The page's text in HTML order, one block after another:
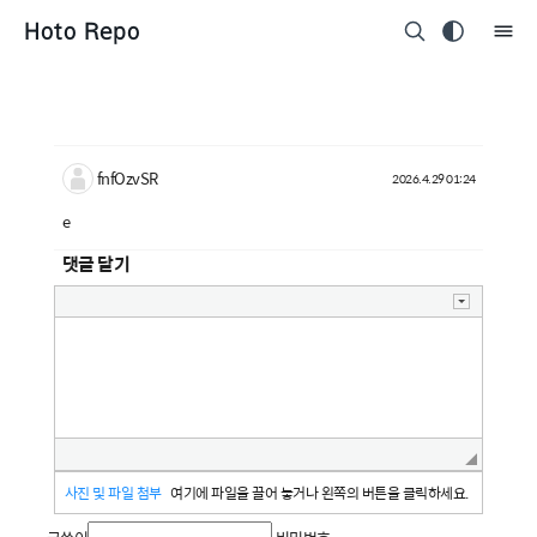
Hoto Repo
fnfOzvSR 2026.4.29 01:24
e
댓글 달기
사진 및 파일 첨부 여기에 파일을 끌어 놓거나 왼쪽의 버튼을 클릭하세요.